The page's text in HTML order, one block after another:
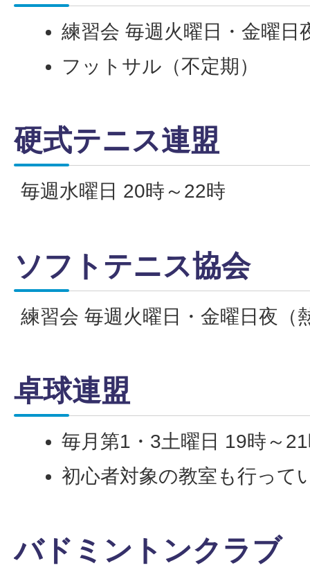
練習会 毎週火曜日・金曜日
フットサル（不定期）
硬式テニス連盟
毎週水曜日 20時～22時
ソフトテニス協会
練習会 毎週火曜日・金曜日夜（
卓球連盟
毎月第1・3土曜日 19時～
初心者対象の教室も行って
バドミントンクラブ